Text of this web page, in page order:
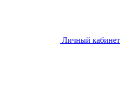
Личный кабинет